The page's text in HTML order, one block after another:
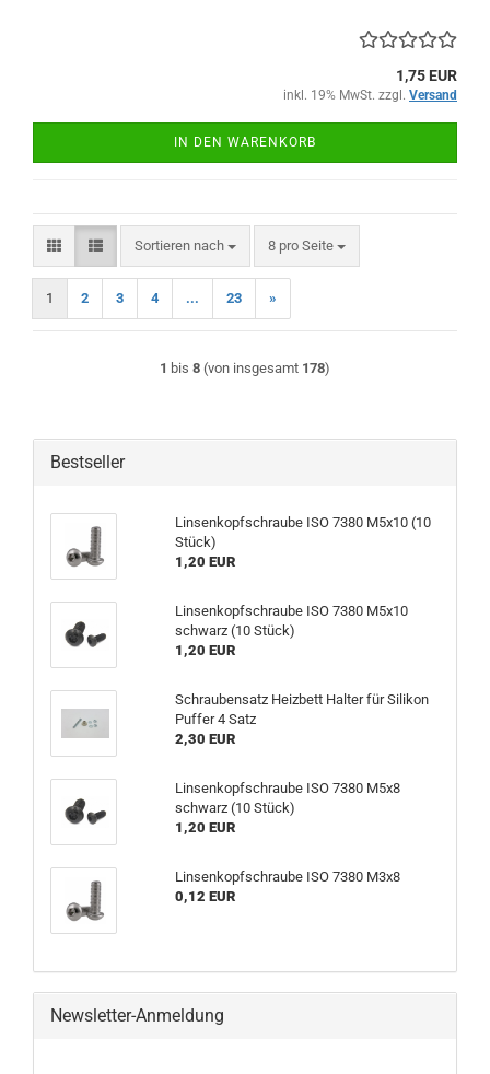
1,75 EUR
inkl. 19% MwSt. zzgl. Versand
IN DEN WARENKORB
Sortieren nach
Sortieren nach 8 pro Seite
pro Seite
1 2 3 4 ... 23 »
1 bis 8 (von insgesamt 178)
Bestseller
Linsenkopfschraube ISO 7380 M5x10 (10
Stück)
1,20 EUR
Linsenkopfschraube ISO 7380 M5x10
schwarz (10 Stück)
1,20 EUR
Schraubensatz Heizbett Halter für Silikon
Puffer 4 Satz
2,30 EUR
Linsenkopfschraube ISO 7380 M5x8
schwarz (10 Stück)
1,20 EUR
Linsenkopfschraube ISO 7380 M3x8
0,12 EUR
Newsletter-Anmeldung